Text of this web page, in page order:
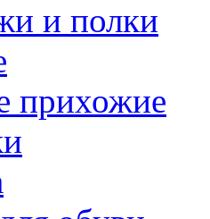
и полки
прихожие